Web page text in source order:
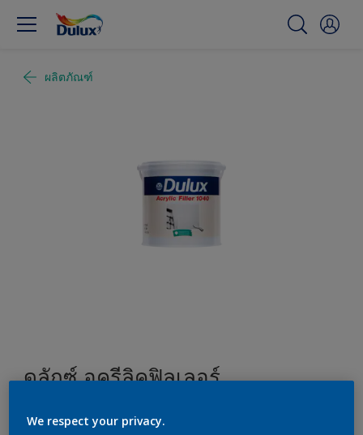
ผลิตภัณฑ์
ดูลักซ์ อครีลิคฟิลเลอร์
สีโป๊วอุดรอยร้าว
We respect your privacy.